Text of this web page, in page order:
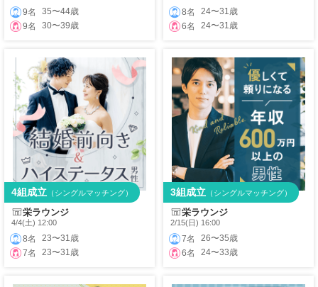
9名
35〜44歳
9名
30〜39歳
8名
24〜31歳
6名
24〜31歳
栄ラウンジ
4/4(土) 12:00
8名
23〜31歳
7名
23〜31歳
4組成立 （シングルマッチング）
栄ラウンジ
2/15(日) 16:00
7名
26〜35歳
6名
24〜33歳
3組成立 （シングルマッチング）